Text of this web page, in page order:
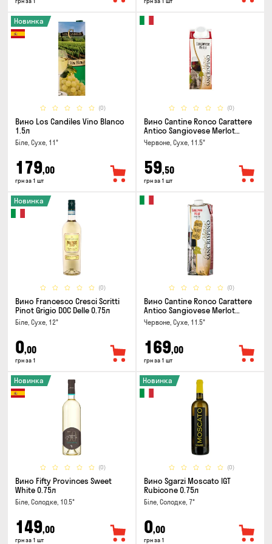
(0)
Новинка
Вино Los Candiles Vino Blanco
1.5л
Біле, Сухе, 11°
179,00
грн за 1 шт
(0)
Вино Cantine Ronco Carattere
Antico Sangiovese Merlot
Rubicone IGT 0.25л
Червоне, Сухе, 11.5°
59,50
грн за 1 шт
(0)
Новинка
Вино Francesco Cresci Scritti
Pinot Grigio DOC Delle 0.75л
Біле, Сухе, 12°
0,00
грн за 1
(0)
Вино Cantine Ronco Carattere
Antico Sangiovese Merlot
Rubicone IGT 1л
Червоне, Сухе, 11.5°
169,00
грн за 1 шт
(0)
Новинка
Вино Fifty Provinces Sweet
White 0.75л
Біле, Солодке, 10.5°
149,00
грн за 1 шт
(0)
Новинка
Вино Sgarzi Moscato IGT
Rubicone 0.75л
Біле, Солодке, 7°
0,00
грн за 1